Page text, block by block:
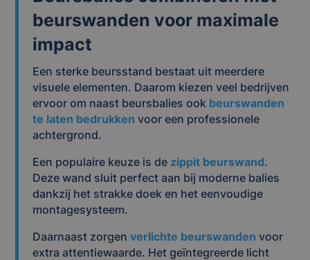
beurswanden voor maximale
impact
Een sterke beursstand bestaat uit meerdere
visuele elementen. Daarom kiezen veel bedrijven
ervoor om naast beursbalies ook beurswanden
te laten bedrukken voor een professionele
achtergrond.
Een populaire keuze is de zippit beurswand.
Deze wand sluit perfect aan bij moderne balies
dankzij het strakke doek en het eenvoudige
montagesysteem.
Daarnaast zorgenverlichte beurswanden voor
extra attentiewaarde. Het geïntegreerde licht